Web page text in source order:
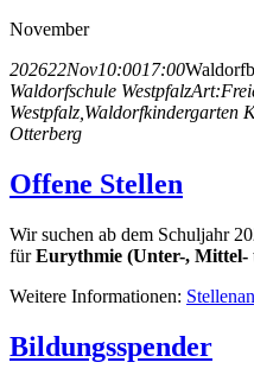
November
202622Nov10:0017:00
Waldorfschule WestpfalzArt:
Westpfalz, Waldorfkindergarten
Otterberg
Offene Stellen
Wir suchen ab dem Schuljahr
fürEurythmie (Unter-, Mittel-
Weitere Informationen:
Bildungsspender